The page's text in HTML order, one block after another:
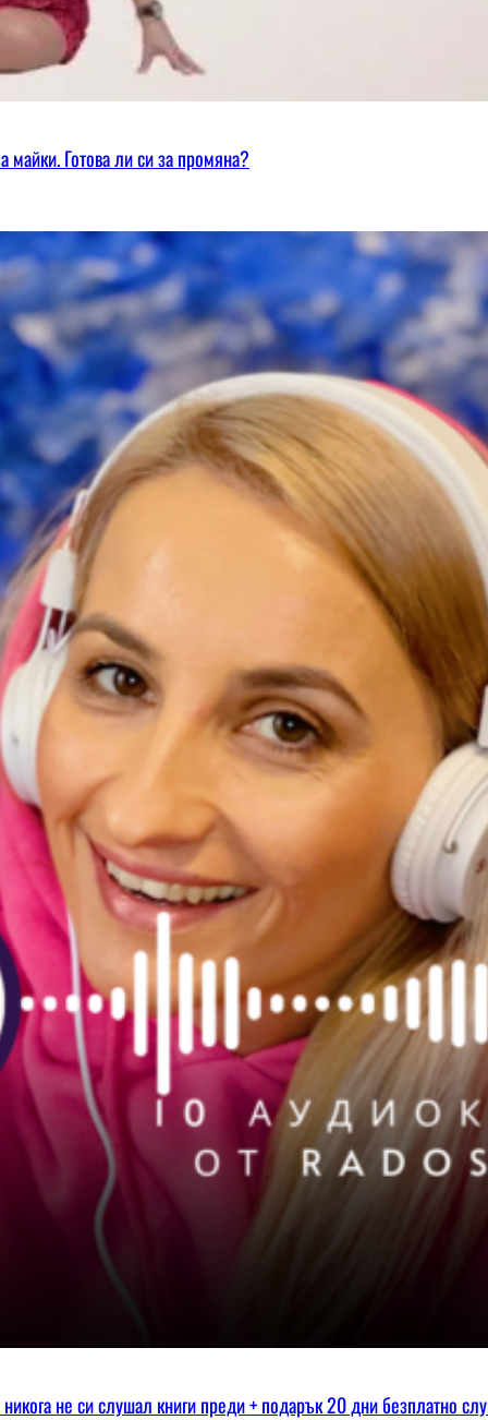
майки. Готова ли си за промяна?
не си слушал книги преди + подарък 20 дни безплатно